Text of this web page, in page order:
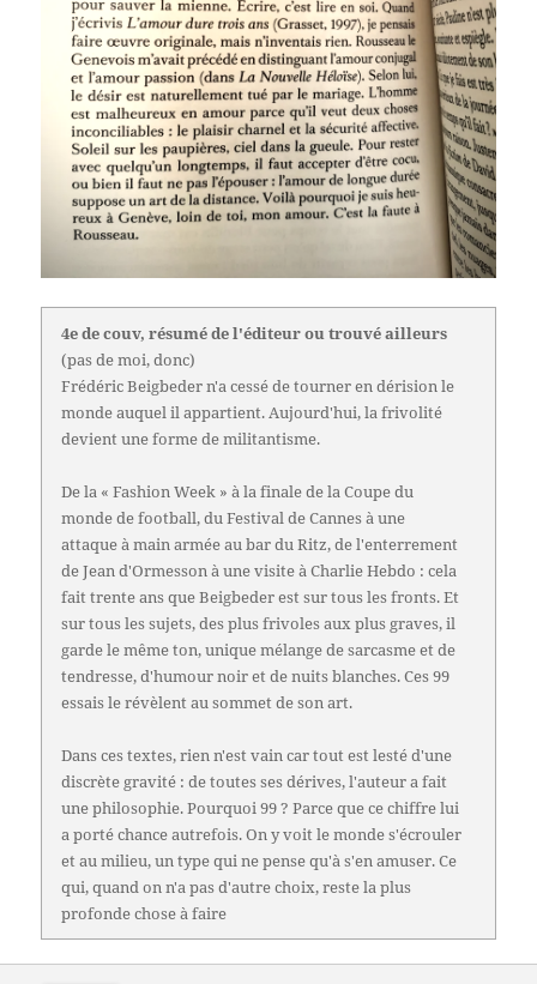
4e de couv, résumé de l'éditeur ou trouvé ailleurs
(pas de moi, donc)
Frédéric Beigbeder n'a cessé de tourner en dérision le
monde auquel il appartient. Aujourd'hui, la frivolité
devient une forme de militantisme.
De la « Fashion Week » à la finale de la Coupe du
monde de football, du Festival de Cannes à une
attaque à main armée au bar du Ritz, de l'enterrement
de Jean d'Ormesson à une visite à Charlie Hebdo : cela
fait trente ans que Beigbeder est sur tous les fronts. Et
sur tous les sujets, des plus frivoles aux plus graves, il
garde le même ton, unique mélange de sarcasme et de
tendresse, d'humour noir et de nuits blanches. Ces 99
essais le révèlent au sommet de son art.
Dans ces textes, rien n'est vain car tout est lesté d'une
discrète gravité : de toutes ses dérives, l'auteur a fait
une philosophie. Pourquoi 99 ? Parce que ce chiffre lui
a porté chance autrefois. On y voit le monde s'écrouler
et au milieu, un type qui ne pense qu'à s'en amuser. Ce
qui, quand on n'a pas d'autre choix, reste la plus
profonde chose à faire